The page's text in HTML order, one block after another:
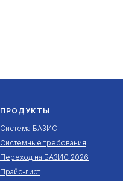
ПРОДУКТЫ
Система БАЗИС
Системные требования
Переход на БАЗИС 2026
Прайс-лист